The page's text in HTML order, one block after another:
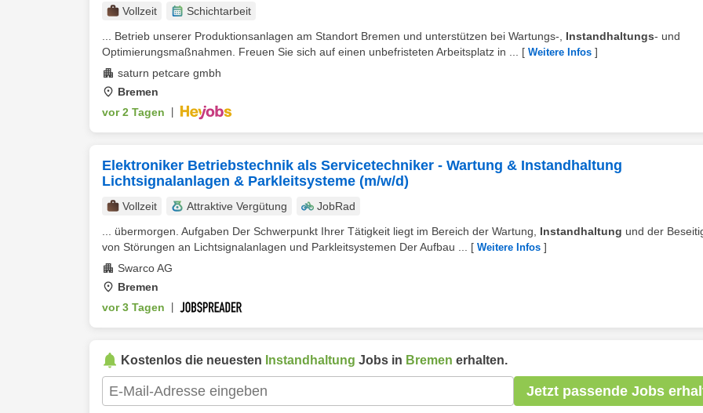
Vollzeit
Schichtarbeit
... Betrieb unserer Produktionsanlagen am Standort Bremen und unterstützen bei Wartungs-, Instandhaltungs- und
Optimierungsmaßnahmen. Freuen Sie sich auf einen unbefristeten Arbeitsplatz in ...
[ Weitere Infos ]
saturn petcare gmbh
Bremen
vor 2 Tagen
Elektroniker Betriebstechnik als Servicetechniker - Wartung & Instandhaltung
Lichtsignalanlagen & Parkleitsysteme (m/w/d)
Vollzeit Attraktive Vergütung
JobRad
... übermorgen. Aufgaben Der Schwerpunkt Ihrer Tätigkeit liegt im Bereich der Wartung, Instandhaltung und der
von Störungen an Lichtsignalanlagen und Parkleitsystemen Der Aufbau ...
[ Weitere Infos ]
Swarco AG
Bremen
vor 3 Tagen
Kostenlos die neuesten Instandhaltung Jobs in Bremen erhalten.
Jetzt passende Jobs